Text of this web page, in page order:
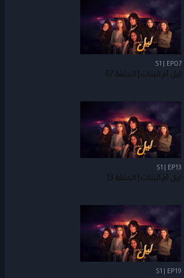
S1 | EP07
ليل أم البنات | الحلقة 07
S1 | EP13
ليل أم البنات | الحلقة 13
S1 | EP19